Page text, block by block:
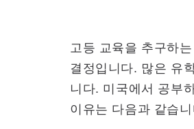
고등 교육을 추구하
결정입니다. 많은 유
니다. 미국에서 공부
이유는 다음과 같습니